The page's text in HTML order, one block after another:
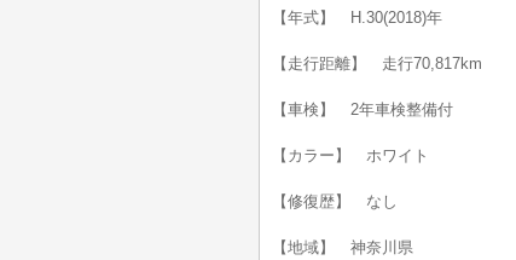
【年式】 H.30(2018)年
【走行距離】 走行70,817km
【車検】 2年車検整備付
【カラー】 ホワイト
【修復歴】 なし
【地域】 神奈川県